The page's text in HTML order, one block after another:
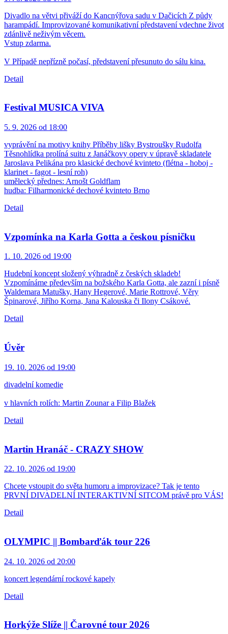
Divadlo na větvi přiváží do Kancnýřova sadu v Dačicích Z půdy
harampádí. Improvizované komunikativní představení vdechne život
zdánlivě neživým věcem.
Vstup zdarma.
V Případě nepřízně počasí, představení přesunuto do sálu kina.
Detail
Festival MUSICA VIVA
5. 9. 2026 od 18:00
vyprávění na motivy knihy Příběhy lišky Bystroušky Rudolfa
Těsnohlídka prolíná suitu z Janáčkovy opery v úpravě skladatele
Jaroslava Pelikána pro klasické dechové kvinteto (flétna - hoboj -
klarinet - fagot - lesní roh)
umělecký přednes: Arnošt Goldflam
hudba: Filharmonické dechové kvinteto Brno
Detail
Vzpomínka na Karla Gotta a českou písničku
1. 10. 2026 od 19:00
Hudební koncept složený výhradně z českých skladeb!
Vzpomínáme především na božského Karla Gotta, ale zazní i písně
Waldemara Matušky, Hany Hegerové, Marie Rottrové, Věry
Špinarové, Jiřího Korna, Jana Kalouska či Ilony Csákové.
Detail
Úvěr
19. 10. 2026 od 19:00
divadelní komedie
v hlavních rolích: Martin Zounar a Filip Blažek
Detail
Martin Hranáč - CRAZY SHOW
22. 10. 2026 od 19:00
Chcete vstoupit do světa humoru a improvizace? Tak je tento
PRVNÍ DIVADELNÍ INTERAKTIVNÍ SITCOM právě pro VÁS!
Detail
OLYMPIC || Bombarďák tour 226
24. 10. 2026 od 20:00
koncert legendární rockové kapely
Detail
Horkýže Slíže || Čarovné tour 2026